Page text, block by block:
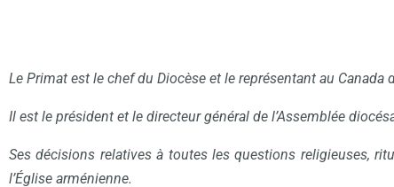
Le Primat est le chef du Diocèse et le représentant au
Il est le président et le directeur général de l’Assemblée
Ses décisions relatives à toutes les questions religieuses,
l’Église arménienne.